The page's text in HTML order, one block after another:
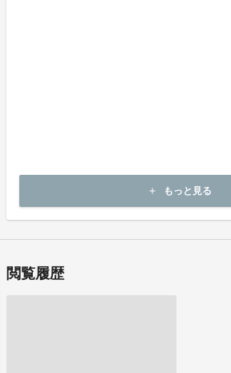
商品到着後14日以内に出品者までご連絡いた
出品者から対応方法をお客様宛にご連絡致し
add もっと見る
閲覧履歴